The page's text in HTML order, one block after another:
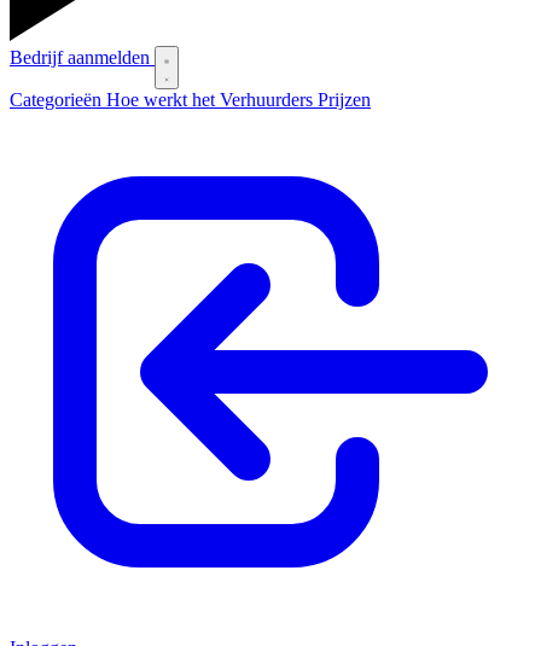
Bedrijf aanmelden
Categorieën Hoe werkt het Verhuurders Prijzen